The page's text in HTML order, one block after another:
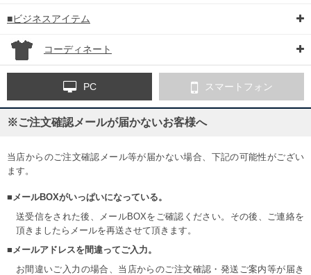
■ビジネスアイテム
コーディネート
PC スマートフォン
※ご注文確認メールが届かないお客様へ
当店からのご注文確認メール等が届かない場合、下記の可能性がござい
ます。
■メールBOXがいっぱいになっている。
送受信をされた後、メールBOXをご確認ください。その後、ご連絡を
頂きましたらメールを再送させて頂きます。
■メールアドレスを間違ってご入力。
お間違いご入力の場合、当店からのご注文確認・発送ご案内等が届き